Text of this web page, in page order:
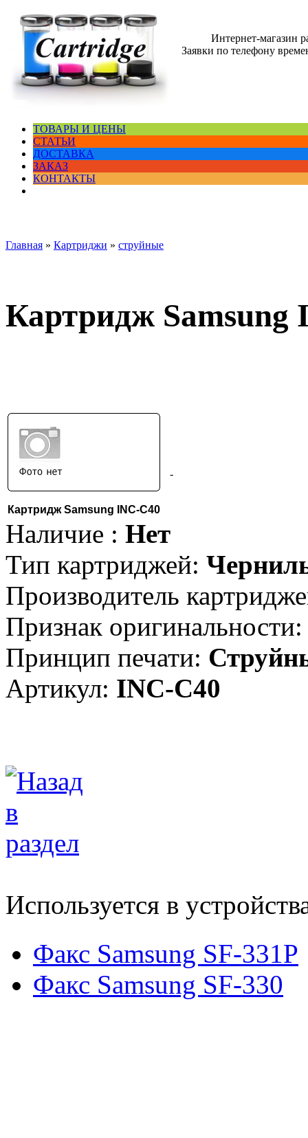
Интернет-магазин
Заявки по телефону
ТОВАРЫ И ЦЕНЫ
СТАТЬИ
ДОСТАВКА
ЗАКАЗ
КОНТАКТЫ
Главная » Картриджи » струйные
Картридж Samsung
Картридж Samsung INC-C40
-
Наличие : Нет
Тип картриджей:
Производитель
Признак оригинальности:
Принцип печати:
Артикул: INC-C40
Используется в
Факс Samsung SF-331P
Факс Samsung SF-330